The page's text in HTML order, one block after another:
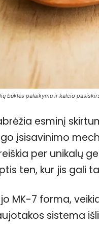
būklės palaikymu ir kalcio
esminį
įsisavinimo
per unikalų
ten, kur jis gali
MK-7 forma,
sistema